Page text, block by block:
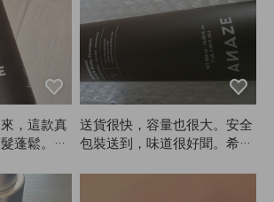
，這款真
蓬鬆。隔
送貨很快，容量也很大。安全
包裝送到，味道很好聞。希望